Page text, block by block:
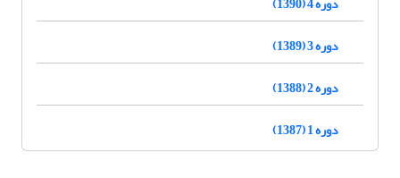
دوره 3 (1389)
دوره 2 (1388)
دوره 1 (1387)